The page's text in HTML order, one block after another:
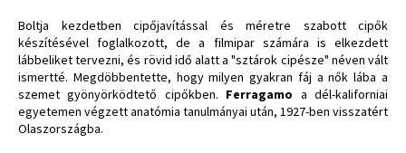
Boltja kezdetben cipőjavítással és méretre szabott cipők
készítésével foglalkozott, de a filmipar számára is elkezdett
lábbeliket tervezni, és rövid idő alatt a "sztárok cipésze" néven vált
ismertté. Megdöbbentette, hogy milyen gyakran fáj a nők lába a
szemet gyönyörködtető cipőkben. Ferragamo a dél-kaliforniai
egyetemen végzett anatómia tanulmányai után, 1927-ben visszatért
Olaszországba.